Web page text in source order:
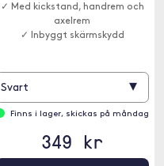
✓ Med kickstand, handrem och
axelrem
✓ Inbyggt skärmskydd
Svart ▾
Finns i lager, skickas på måndag
349 kr